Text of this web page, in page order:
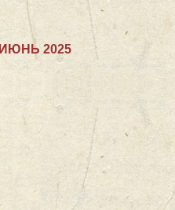
ИЮНЬ 2025